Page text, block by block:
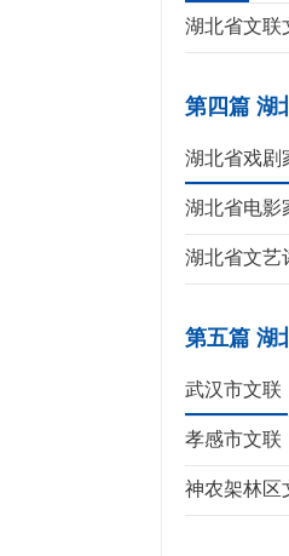
湖北省文联
第四篇 湖
湖北省戏剧
湖北省电影
湖北省文艺
第五篇 湖
武汉市文联
孝感市文联
神农架林区